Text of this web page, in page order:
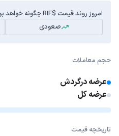
امروز روند قیمت $RIF چگونه خواهد بود؟
صعودی
حجم معاملات
عرضه درگردش
عرضه کل
تاریخچه قیمت